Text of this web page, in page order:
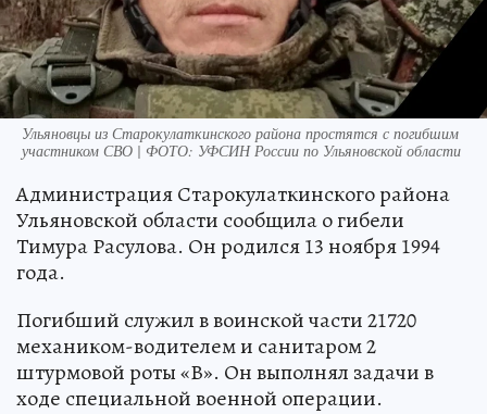
Ульяновцы из Старокулаткинского района простятся с погибшим
участником СВО | ФОТО: УФСИН России по Ульяновской области
Администрация Старокулаткинского района
Ульяновской области сообщила о гибели
Тимура Расулова. Он родился 13 ноября 1994
года.
Погибший служил в воинской части 21720
механиком-водителем и санитаром 2
штурмовой роты «В». Он выполнял задачи в
ходе специальной военной операции.